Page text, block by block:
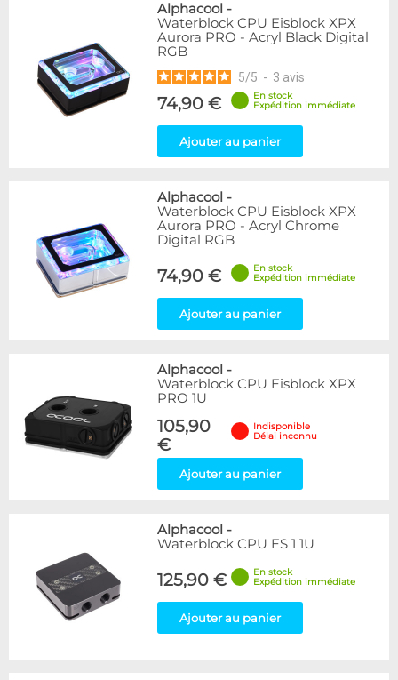
Alphacool -
Waterblock CPU Eisblock XPX
Aurora PRO - Acryl Black Digital
RGB
5/5 - 3 avis
74,90 €
En stock
Expédition immédiate
Ajouter au panier
Alphacool -
Waterblock CPU Eisblock XPX
Aurora PRO - Acryl Chrome
Digital RGB
74,90 €
En stock
Expédition immédiate
Ajouter au panier
Alphacool -
Waterblock CPU Eisblock XPX
PRO 1U
105,90
€
Indisponible
Délai inconnu
Ajouter au panier
Alphacool -
Waterblock CPU ES 1 1U
125,90 €
En stock
Expédition immédiate
Ajouter au panier